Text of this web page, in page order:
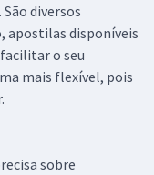
diversos
apostilas disponíveis
o seu
mais flexível, pois
sobre